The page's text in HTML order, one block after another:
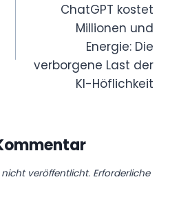
ChatGPT kostet
Millionen und
Energie: Die
verborgene Last der
KI-Höflichkeit
veröffentlicht. Erforderliche